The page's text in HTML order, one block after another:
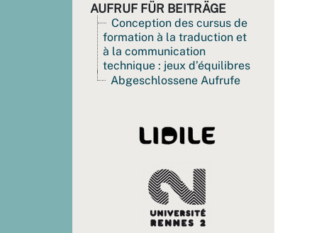
AUFRUF FÜR BEITRÄGE
Conception des cursus de
formation à la traduction et
à la communication
technique : jeux d’équilibres
Abgeschlossene Aufrufe